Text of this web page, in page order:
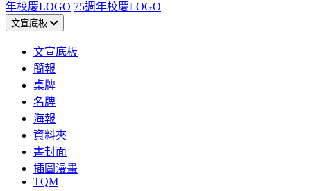
年校慶LOGO 75週年校慶LOGO
文宣底板
文宣底板
簡報
桌牌
名牌
海報
資料夾
書封面
插圖漫畫
TQM